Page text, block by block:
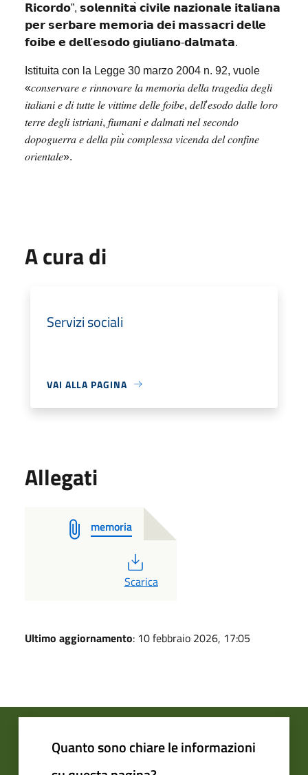
𝗥𝗶𝗰𝗼𝗿𝗱𝗼”, 𝘀𝗼𝗹𝗲𝗻𝗻𝗶𝘁𝗮 𝗰𝗶𝘃𝗶𝗹𝗲 𝗻𝗮𝘇𝗶𝗼𝗻𝗮𝗹𝗲 𝗶𝘁𝗮𝗹𝗶𝗮𝗻𝗮
𝗽𝗲𝗿 𝘀𝗲𝗿𝗯𝗮𝗿𝗲 𝗺𝗲𝗺𝗼𝗿𝗶𝗮 𝗱𝗲𝗶 𝗺𝗮𝘀𝘀𝗮𝗰𝗿𝗶 𝗱𝗲𝗹𝗹𝗲
𝗳𝗼𝗶𝗯𝗲 𝗲 𝗱𝗲𝗹𝗹'𝗲𝘀𝗼𝗱𝗼 𝗴𝗶𝘂𝗹𝗶𝗮𝗻𝗼-𝗱𝗮𝗹𝗺𝗮𝘁𝗮.
Istituita con la Legge 30 marzo 2004 n. 92, vuole
«𝑐𝑜𝑛𝑠𝑒𝑟𝑣𝑎𝑟𝑒 𝑒 𝑟𝑖𝑛𝑛𝑜𝑣𝑎𝑟𝑒 𝑙𝑎 𝑚𝑒𝑚𝑜𝑟𝑖𝑎 𝑑𝑒𝑙𝑙𝑎 𝑡𝑟𝑎𝑔𝑒𝑑𝑖𝑎 𝑑𝑒𝑔𝑙𝑖
𝑖𝑡𝑎𝑙𝑖𝑎𝑛𝑖 𝑒 𝑑𝑖 𝑡𝑢𝑡𝑡𝑒 𝑙𝑒 𝑣𝑖𝑡𝑡𝑖𝑚𝑒 𝑑𝑒𝑙𝑙𝑒 𝑓𝑜𝑖𝑏𝑒, 𝑑𝑒𝑙𝑙'𝑒𝑠𝑜𝑑𝑜 𝑑𝑎𝑙𝑙𝑒 𝑙𝑜𝑟𝑜
𝑡𝑒𝑟𝑟𝑒 𝑑𝑒𝑔𝑙𝑖 𝑖𝑠𝑡𝑟𝑖𝑎𝑛𝑖, 𝑓𝑖𝑢𝑚𝑎𝑛𝑖 𝑒 𝑑𝑎𝑙𝑚𝑎𝑡𝑖 𝑛𝑒𝑙 𝑠𝑒𝑐𝑜𝑛𝑑𝑜
𝑑𝑜𝑝𝑜𝑔𝑢𝑒𝑟𝑟𝑎 𝑒 𝑑𝑒𝑙𝑙𝑎 𝑝𝑖𝑢 𝑐𝑜𝑚𝑝𝑙𝑒𝑠𝑠𝑎 𝑣𝑖𝑐𝑒𝑛𝑑𝑎 𝑑𝑒𝑙 𝑐𝑜𝑛𝑓𝑖𝑛𝑒
𝑜𝑟𝑖𝑒𝑛𝑡𝑎𝑙𝑒».
A cura di
Servizi sociali
VAI ALLA PAGINA
Allegati
memoria
PDF
Scarica
Ultimo aggiornamento: 10 febbraio 2026, 17:05
Quanto sono chiare le informazioni